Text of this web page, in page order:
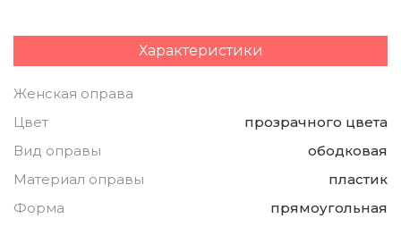
Характеристики
Женская оправа
Цвет
прозрачного цвета
Вид оправы
ободковая
Материал оправы
пластик
Форма
прямоугольная